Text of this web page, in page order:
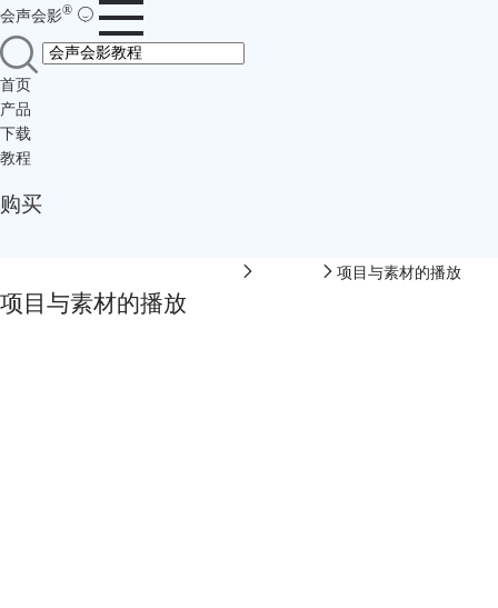
会声会影®
首页
产品
下载
教程
购买
项目与素材的播放
项目与素材的播放